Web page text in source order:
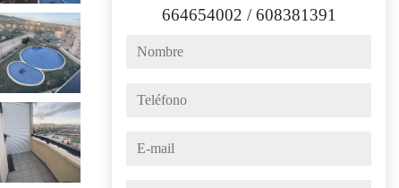
664654002 /608381391
nombre
teléfono
e-mail